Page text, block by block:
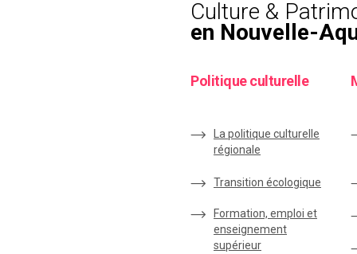
Culture &
en Nouvelle-
Politique culturelle
La politique culturelle
régionale
Transition écologique
Formation, emploi et
enseignement
supérieur